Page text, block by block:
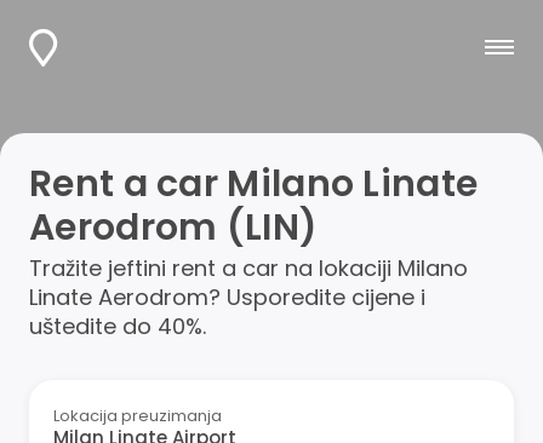
Rent a car Milano Linate
Aerodrom (LIN)
Tražite jeftini rent a car na lokaciji Milano
Linate Aerodrom? Usporedite cijene i
uštedite do 40%.
Lokacija preuzimanja